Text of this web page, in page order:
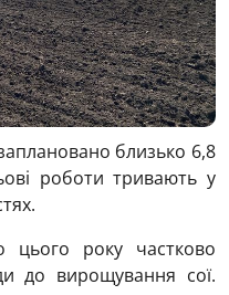
близько 6,8
роботи тривають у
цього року частково
до вирощування сої.